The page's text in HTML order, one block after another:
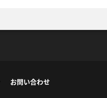
お問い合わせ